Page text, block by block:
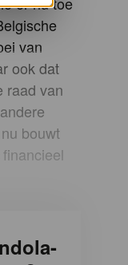
van
ook dat
raad van
bouwt